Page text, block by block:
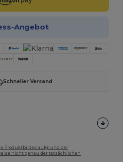
Angebot
Schneller Versand
Produktbildes aufgrund der
nicht genau der tatsächlichen